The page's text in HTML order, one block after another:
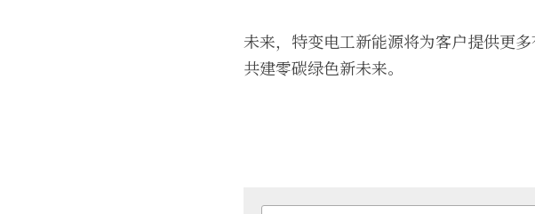
未来，特变电工新能源将为客户提供更
共建零碳绿色新未来。